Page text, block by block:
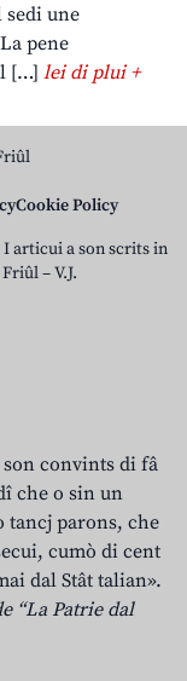
une
pene
[…] lei di plui +
Cookie Policy
articui a son scrits in
– V.J.
convints di fâ
che o sin un
tancj parons, che
cumò di cent
dal Stât talian».
“La Patrie dal